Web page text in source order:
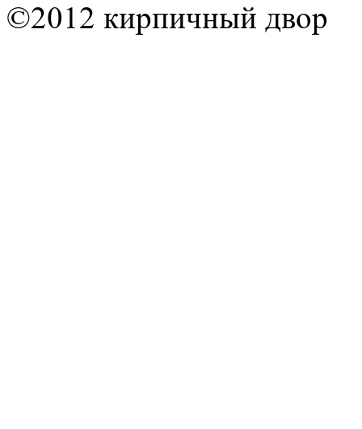
©2012 кирпичный двор